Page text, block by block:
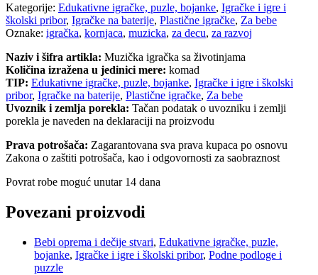
Kategorije: Edukativne igračke, puzle, bojanke, Igračke i igre i
školski pribor, Igračke na baterije, Plastične igračke, Za bebe
Oznake: igračka, kornjaca, muzicka, za decu, za razvoj
Naziv i šifra artikla: Muzička igračka sa životinjama
Količina izražena u jedinici mere: komad
TIP: Edukativne igračke, puzle, bojanke, Igračke i igre i školski
pribor, Igračke na baterije, Plastične igračke, Za bebe
Uvoznik i zemlja porekla: Tačan podatak o uvozniku i zemlji
porekla je naveden na deklaraciji na proizvodu
Prava potrošača: Zagarantovana sva prava kupaca po osnovu
Zakona o zaštiti potrošača, kao i odgovornosti za saobraznost
Povrat robe moguć unutar 14 dana
Povezani proizvodi
Bebi oprema i dečije stvari, Edukativne igračke, puzle,
bojanke, Igračke i igre i školski pribor, Podne podloge i
puzzle